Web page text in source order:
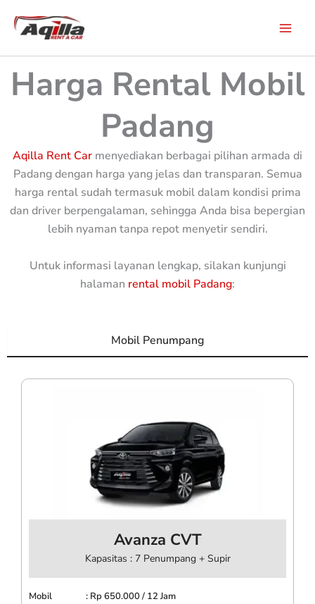
Harga Rental Mobil
Padang
Aqilla Rent Car menyediakan berbagai pilihan armada di
Padang dengan harga yang jelas dan transparan. Semua
harga rental sudah termasuk mobil dalam kondisi prima
dan driver berpengalaman, sehingga Anda bisa bepergian
lebih nyaman tanpa repot menyetir sendiri.
Untuk informasi layanan lengkap, silakan kunjungi
halaman rental mobil Padang:
Mobil Penumpang
Avanza CVT
Kapasitas : 7 Penumpang + Supir
Mobil : Rp 650.000 / 12 Jam